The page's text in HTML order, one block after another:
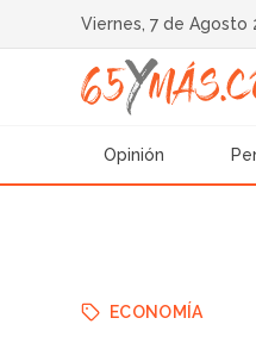
Viernes, 7 de Agosto
Opinión
ECONOMÍA